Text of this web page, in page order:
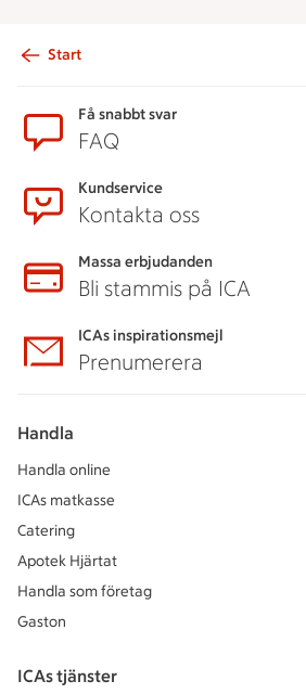
Start
Få snabbt svar
FAQ
Kundservice
Kontakta oss
Massa erbjudanden
Bli stammis på ICA
ICAs inspirationsmejl
Prenumerera
Handla
Handla online
ICAs matkasse
Catering
Apotek Hjärtat
Handla som företag
Gaston
ICAs tjänster